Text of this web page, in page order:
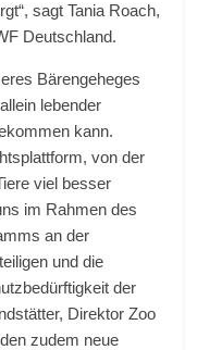
sagt Tania Roach,
Deutschland.
Bärengeheges
lebender
kann.
von der
viel besser
im Rahmen des
an der
und die
der
Direktor Zoo
zudem neue